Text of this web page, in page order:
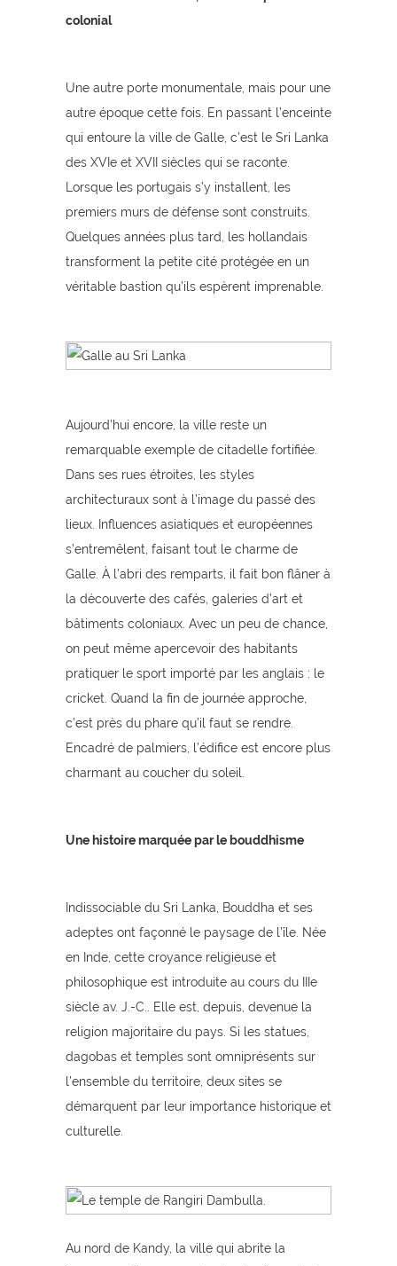
colonial
Une autre porte monumentale, mais pour une
autre époque cette fois. En passant l’enceinte
qui entoure la ville de Galle, c’est le Sri Lanka
des XVIe et XVII siècles qui se raconte.
Lorsque les portugais s’y installent, les
premiers murs de défense sont construits.
Quelques années plus tard, les hollandais
transforment la petite cité protégée en un
véritable bastion qu’ils espèrent imprenable.
Aujourd’hui encore, la ville reste un
remarquable exemple de citadelle fortifiée.
Dans ses rues étroites, les styles
architecturaux sont à l’image du passé des
lieux. Influences asiatiques et européennes
s’entremêlent, faisant tout le charme de
Galle. À l’abri des remparts, il fait bon flâner à
la découverte des cafés, galeries d’art et
bâtiments coloniaux. Avec un peu de chance,
on peut même apercevoir des habitants
pratiquer le sport importé par les anglais : le
cricket. Quand la fin de journée approche,
c’est près du phare qu’il faut se rendre.
Encadré de palmiers, l’édifice est encore plus
charmant au coucher du soleil.
Une histoire marquée par le bouddhisme
Indissociable du Sri Lanka, Bouddha et ses
adeptes ont façonné le paysage de l’île. Née
en Inde, cette croyance religieuse et
philosophique est introduite au cours du IIIe
siècle av. J.-C.. Elle est, depuis, devenue la
religion majoritaire du pays. Si les statues,
dagobas et temples sont omniprésents sur
l’ensemble du territoire, deux sites se
démarquent par leur importance historique et
culturelle.
Au nord de Kandy, la ville qui abrite la